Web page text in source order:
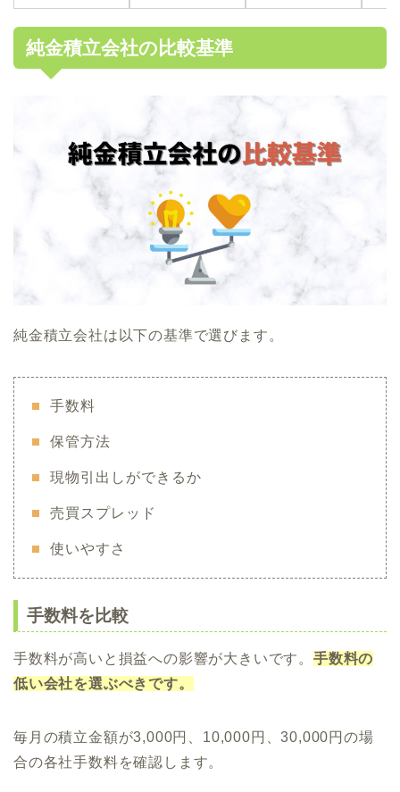
純金積立会社の比較基準
純金積立会社は以下の基準で選びます。
手数料
保管方法
現物引出しができるか
売買スプレッド
使いやすさ
手数料を比較
手数料が高いと損益への影響が大きいです。 手数料の
低い会社を選ぶべきです。
毎月の積立金額が3,000円、10,000円、30,000円の場
合の各社手数料を確認します。